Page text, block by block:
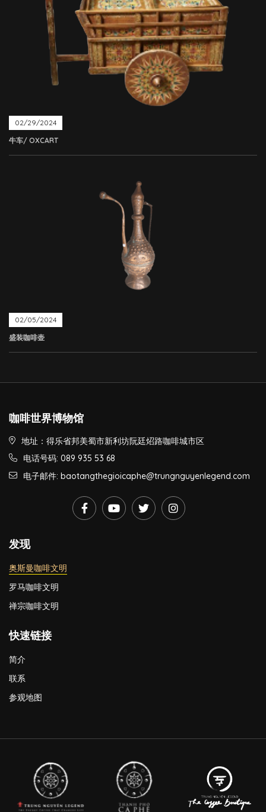
02/29/2024
牛车/ OXCART
02/05/2024
盛装咖啡壶
咖啡世界博物馆
地址：得乐省邦美蜀市新利坊阮廷炤路咖啡城市区
电话号码: 089 935 53 68
电子邮件: baotangthegioicaphe@trungnguyenlegend.com
发现
奥斯曼咖啡文明
罗马咖啡文明
禅宗咖啡文明
快速链接
简介
联系
参观地图